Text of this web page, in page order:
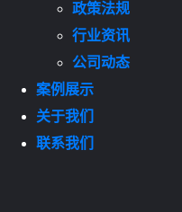
政策法规
行业资讯
公司动态
案例展示
关于我们
联系我们